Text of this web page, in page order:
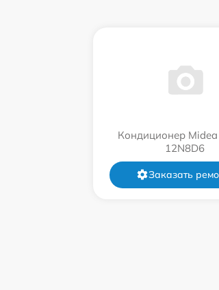
Кондиционер Midea
12N8D6
Заказать